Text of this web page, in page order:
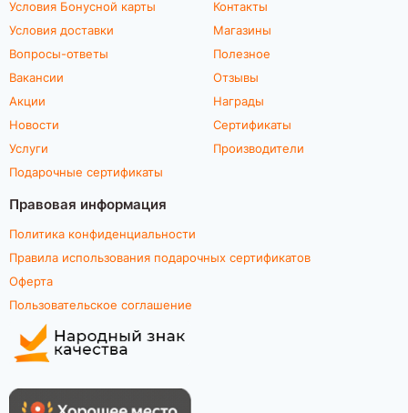
Условия Бонусной карты
Условия доставки
Вопросы-ответы
Вакансии
Акции
Новости
Услуги
Подарочные сертификаты
Контакты
Магазины
Полезное
Отзывы
Награды
Сертификаты
Производители
Правовая информация
Политика конфиденциальности
Правила использования подарочных сертификатов
Оферта
Пользовательское соглашение